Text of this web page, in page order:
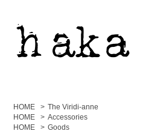
HOME > The Viridi-anne
HOME
> Accessories
HOME
> Goods